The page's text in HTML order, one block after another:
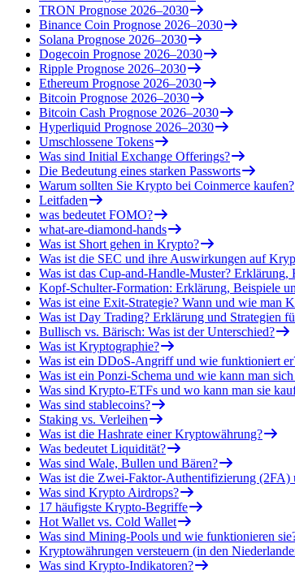
TRON Prognose 2026–2030
Binance Coin Prognose 2026–2030
Solana Prognose 2026–2030
Dogecoin Prognose 2026–2030
Ripple Prognose 2026–2030
Ethereum Prognose 2026–2030
Bitcoin Prognose 2026–2030
Bitcoin Cash Prognose 2026–2030
Hyperliquid Prognose 2026–2030
Umschlossene Tokens
Was sind Initial Exchange Offerings?
Die Bedeutung eines starken Passworts
Warum sollten Sie Krypto bei Coinmerce kaufen?
Leitfaden
was bedeutet FOMO?
what-are-diamond-hands
Was ist Short gehen in Krypto?
Was ist die SEC und ihre Auswirkungen auf
Was ist das Cup-and-Handle-Muster?
Kopf-Schulter-Formation: Erklärung, Beispiele
Was ist eine Exit-Strategie? Wann und wie man
Was ist Day Trading? Erklärung und Strategien
Bullisch vs. Bärisch: Was ist der Unterschied?
Was ist Kryptographie?
Was ist ein DDoS-Angriff und wie funktioniert
Was ist ein Ponzi-Schema und wie kann man
Was sind Krypto-ETFs und wo kann man sie
Was sind stablecoins?
Staking vs. Verleihen
Was ist die Hashrate einer Kryptowährung?
Was bedeutet Liquidität?
Was sind Wale, Bullen und Bären?
Was ist die Zwei-Faktor-Authentifizierung
Was sind Krypto Airdrops?
17 häufigste Krypto-Begriffe
Hot Wallet vs. Cold Wallet
Was sind Mining-Pools und wie funktionieren
Kryptowährungen versteuern (in den
Was sind Krypto-Indikatoren?